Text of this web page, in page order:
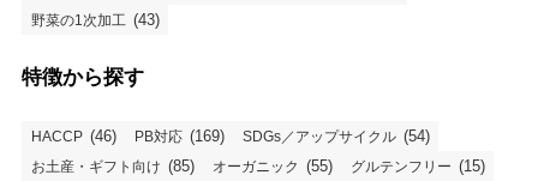
野菜の1次加工 (43)
特徴から探す
HACCP (46) PB対応 (169) SDGs／アップサイクル (54)
お土産・ギフト向け (85) オーガニック (55) グルテンフリー (15)